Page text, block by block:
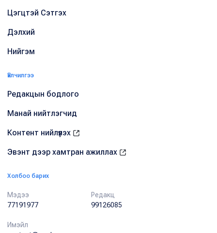
Цэгцтэй Сэтгэх
Дэлхий
Нийгэм
Үйлчилгээ
Редакцын бодлого
Манай нийтлэгчид
Контент нийлүүлэх
Эвэнт дээр хамтран ажиллах
Холбоо барих
Мэдээ
77191977
Редакц
99126085
Имэйл